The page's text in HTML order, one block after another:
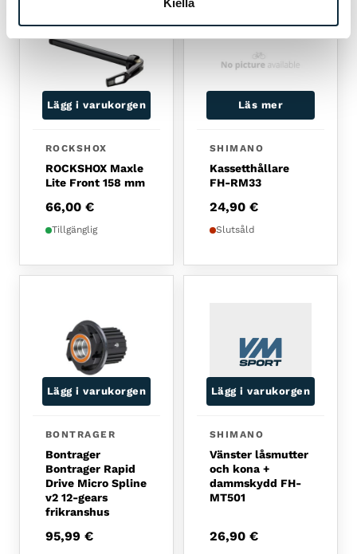
Kiellä
Lägg i varukorgen
ROCKSHOX
ROCKSHOX Maxle
Lite Front 158 mm
66,00 €
Tillgänglig
Läs mer
SHIMANO
Kassetthållare
FH-RM33
24,90 €
Slutsåld
Lägg i varukorgen
BONTRAGER
Bontrager
Bontrager Rapid
Drive Micro Spline
v2 12-gears
frikranshus
95,99 €
Lägg i varukorgen
SHIMANO
Vänster låsmutter
och kona +
dammskydd FH-
MT501
26,90 €